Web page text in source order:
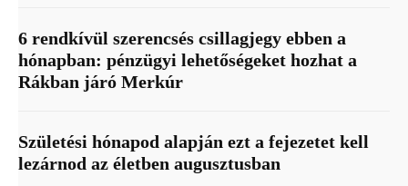
6 rendkívül szerencsés csillagjegy ebben a
hónapban: pénzügyi lehetőségeket hozhat a
Rákban járó Merkúr
Születési hónapod alapján ezt a fejezetet kell
lezárnod az életben augusztusban